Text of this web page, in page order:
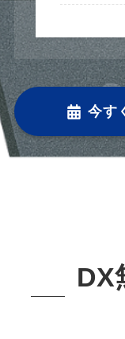
今す
DX